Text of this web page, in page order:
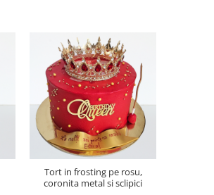
Tort in frosting pe rosu,
coronita metal si sclipici